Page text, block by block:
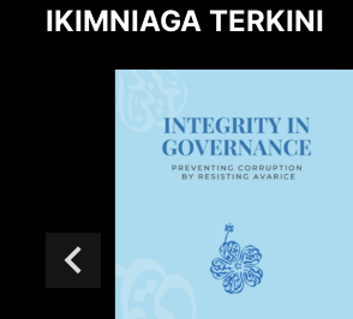
IKIMNIAGA TERKINI